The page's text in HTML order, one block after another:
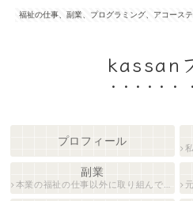
福祉の仕事、副業、プログラミング、アコース
kassan
プロフィール
私
副業
本業の福祉の仕事以外に取り組んでいる仕事について紹介します。